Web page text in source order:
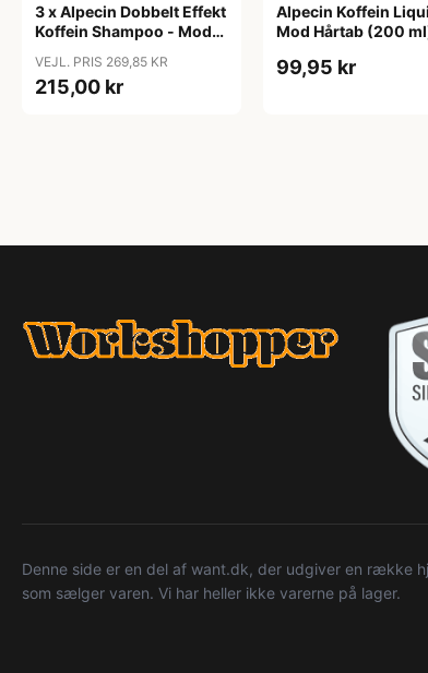
3 x Alpecin Dobbelt Effekt
Koffein Shampoo - Mod
VEJL. PRIS 269,85 KR
215,00 kr
Alpecin Koffein
Mod Hårtab (200
99,95 kr
Denne side er en del af want.dk, der udgiver en række
som sælger varen. Vi har heller ikke varerne på lager.